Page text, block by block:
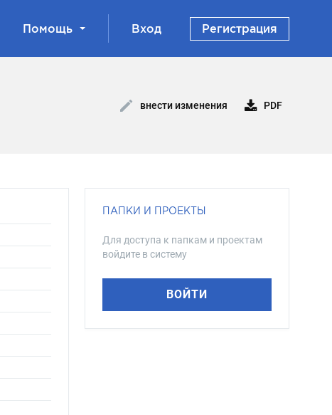
Помощь Вход Регистрация
внести изменения PDF
ПАПКИ И ПРОЕКТЫ
Для доступа к папкам и проектам
войдите в систему
ВОЙТИ